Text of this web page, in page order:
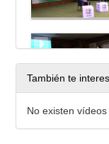
También te
No existen